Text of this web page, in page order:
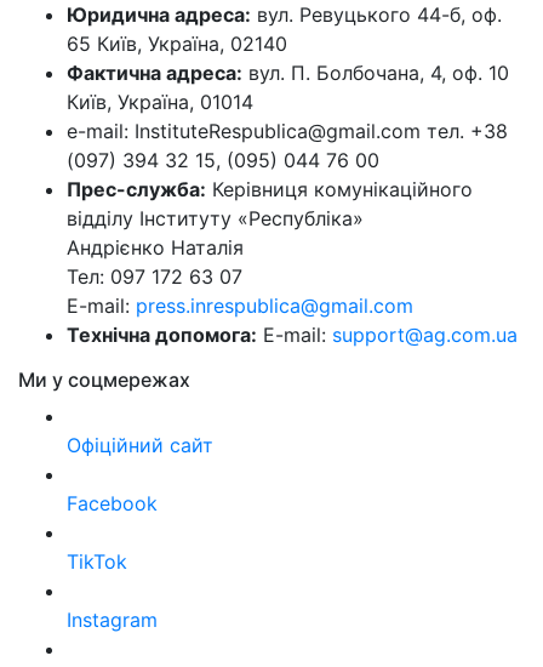
Юридична адреса: вул. Ревуцького 44-б, оф.
65 Київ, Україна, 02140
Фактична адреса: вул. П. Болбочана, 4, оф. 10
Київ, Україна, 01014
e-mail: InstituteRespublica@gmail.com тел. +38
(097) 394 32 15, (095) 044 76 00
Прес-служба: Керівниця комунікаційного
відділу Інституту «Республіка»
Андрієнко Наталія
Тел: 097 172 63 07
E-mail: press.inrespublica@gmail.com
Технічна допомога: E-mail: support@ag.com.ua
Ми у соцмережах
Офіційний сайт
Facebook
TikTok
Instagram